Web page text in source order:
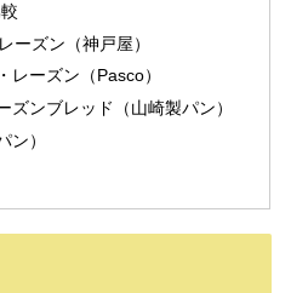
ーズン（神戸屋）
レーズン（Pasco）
ズンブレッド（山崎製パン）
ン）